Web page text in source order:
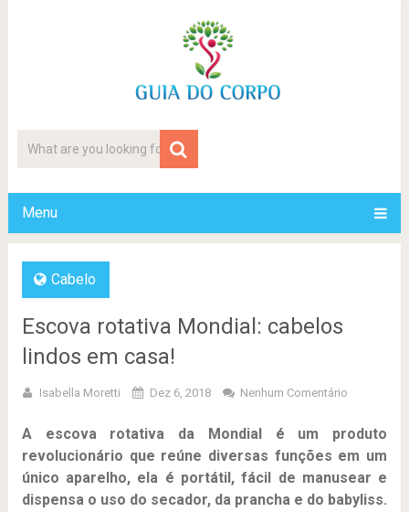
Menu
Cabelo
Escova rotativa Mondial: cabelos
lindos em casa!
Isabella Moretti Dez 6, 2018 Nenhum Comentário
A escova rotativa da Mondial é um produto
revolucionário que reúne diversas funções em um
único aparelho, ela é portátil, fácil de manusear e
dispensa o uso do secador, da prancha e do babyliss.